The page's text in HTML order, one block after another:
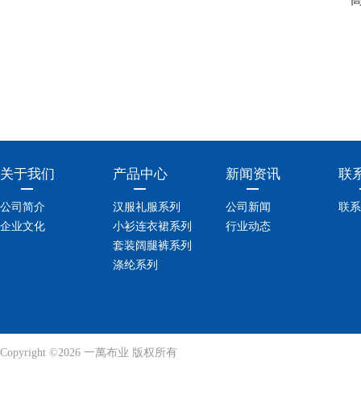
关于我们
公司简介
企业文化
产品中心
汉服礼服系列
小衫连衣裙系列
套装阔腿裤系列
涤纶系列
新闻资讯
公司新闻
行业动态
联
联
Copyright ©2026 一萬布业 版权所有